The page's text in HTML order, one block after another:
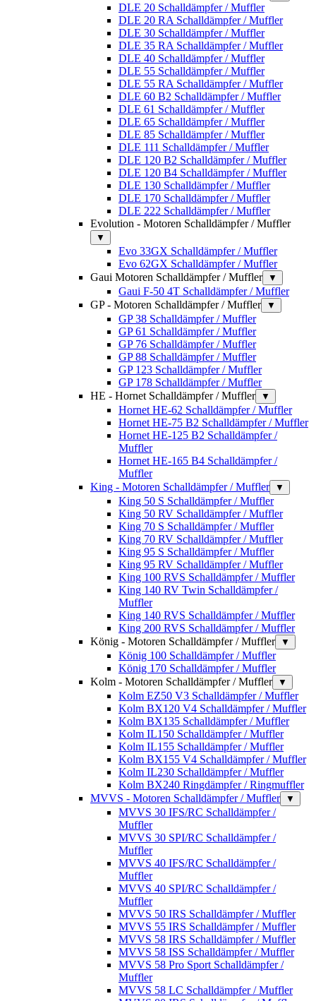
DLE 20 Schalldämpfer / Muffler
DLE 20 RA Schalldämpfer / Muffler
DLE 30 Schalldämpfer / Muffler
DLE 35 RA Schalldämpfer / Muffler
DLE 40 Schalldämpfer / Muffler
DLE 55 Schalldämpfer / Muffler
DLE 55 RA Schalldämpfer / Muffler
DLE 60 B2 Schalldämpfer / Muffler
DLE 61 Schalldämpfer / Muffler
DLE 65 Schalldämpfer / Muffler
DLE 85 Schalldämpfer / Muffler
DLE 111 Schalldämpfer / Muffler
DLE 120 B2 Schalldämpfer / Muffler
DLE 120 B4 Schalldämpfer / Muffler
DLE 130 Schalldämpfer / Muffler
DLE 170 Schalldämpfer / Muffler
DLE 222 Schalldämpfer / Muffler
Evolution - Motoren Schalldämpfer / Muffler
▼
Evo 33GX Schalldämpfer / Muffler
Evo 62GX Schalldämpfer / Muffler
Gaui Motoren Schalldämpfer / Muffler
▼
Gaui F-50 4T Schalldämpfer / Muffler
GP - Motoren Schalldämpfer / Muffler
▼
GP 38 Schalldämpfer / Muffler
GP 61 Schalldämpfer / Muffler
GP 76 Schalldämpfer / Muffler
GP 88 Schalldämpfer / Muffler
GP 123 Schalldämpfer / Muffler
GP 178 Schalldämpfer / Muffler
HE - Hornet Schalldämpfer / Muffler
▼
Hornet HE-62 Schalldämpfer / Muffler
Hornet HE-75 B2 Schalldämpfer / Muffler
Hornet HE-125 B2 Schalldämpfer /
Muffler
Hornet HE-165 B4 Schalldämpfer /
Muffler
King - Motoren Schalldämpfer / Muffler
▼
King 50 S Schalldämpfer / Muffler
King 50 RV Schalldämpfer / Muffler
King 70 S Schalldämpfer / Muffler
King 70 RV Schalldämpfer / Muffler
King 95 S Schalldämpfer / Muffler
King 95 RV Schalldämpfer / Muffler
King 100 RVS Schalldämpfer / Muffler
King 140 RV Twin Schalldämpfer /
Muffler
King 140 RVS Schalldämpfer / Muffler
King 200 RVS Schalldämpfer / Muffler
König - Motoren Schalldämpfer / Muffler
▼
König 100 Schalldämpfer / Muffler
König 170 Schalldämpfer / Muffler
Kolm - Motoren Schalldämpfer / Muffler
▼
Kolm EZ50 V3 Schalldämpfer / Muffler
Kolm BX120 V4 Schalldämpfer / Muffler
Kolm BX135 Schalldämpfer / Muffler
Kolm IL150 Schalldämpfer / Muffler
Kolm IL155 Schalldämpfer / Muffler
Kolm BX155 V4 Schalldämpfer / Muffler
Kolm IL230 Schalldämpfer / Muffler
Kolm BX240 Ringdämpfer / Ringmuffler
MVVS - Motoren Schalldämpfer / Muffler
▼
MVVS 30 IFS/RC Schalldämpfer /
Muffler
MVVS 30 SPI/RC Schalldämpfer /
Muffler
MVVS 40 IFS/RC Schalldämpfer /
Muffler
MVVS 40 SPI/RC Schalldämpfer /
Muffler
MVVS 50 IRS Schalldämpfer / Muffler
MVVS 55 IRS Schalldämpfer / Muffler
MVVS 58 IRS Schalldämpfer / Muffler
MVVS 58 ISS Schalldämpfer / Muffler
MVVS 58 Pro Sport Schalldämpfer /
Muffler
MVVS 58 LC Schalldämpfer / Muffler